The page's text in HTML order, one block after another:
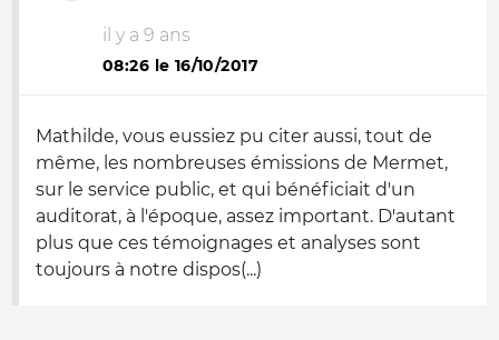
il y a 9 ans
08:26 le 16/10/2017
Mathilde, vous eussiez pu citer aussi, tout de
même, les nombreuses émissions de Mermet,
sur le service public, et qui bénéficiait d'un
auditorat, à l'époque, assez important. D'autant
plus que ces témoignages et analyses sont
toujours à notre dispos(...)